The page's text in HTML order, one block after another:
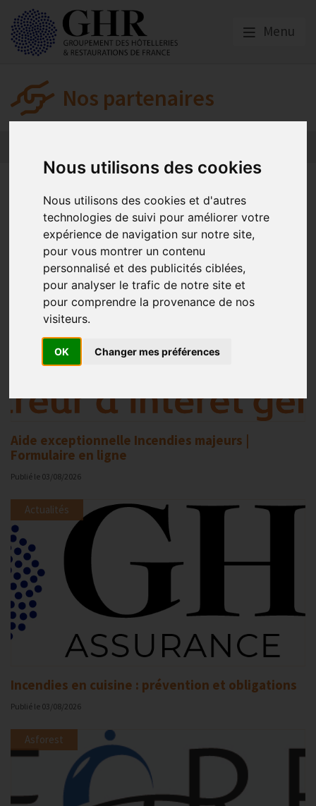
Nous utilisons des cookies
Nous utilisons des cookies et d'autres
technologies de suivi pour améliorer votre
expérience de navigation sur notre site,
pour vous montrer un contenu
personnalisé et des publicités ciblées,
pour analyser le trafic de notre site et
pour comprendre la provenance de nos
visiteurs.
OK Changer mes préférences
Menu
Nos partenaires
L’actualité des
partenaires
Aide exceptionnelle Incendies majeurs |
Formulaire en ligne
Publié le 03/08/2026
KLESIA
Incendies en cuisine : prévention et obligations
Publié le 03/08/2026
Actualités
Asforest